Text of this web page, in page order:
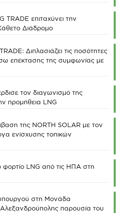
TRADE επιταχύνει την
Διάδρομο
Διπλασιάζει τις ποσότητες
επέκτασης της συμφωνίας με
τον διαγωνισμό της
προμήθεια LNG
της NORTH SOLAR με τον
ενίσχυσης τοπικών
LNG από τις ΗΠΑ στη
στη Μονάδα
παρουσία του